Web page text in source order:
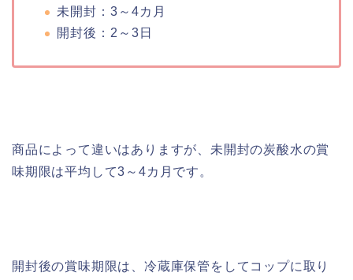
未開封：3～4カ月
開封後：2～3日
商品によって違いはありますが、未開封の炭酸水の賞
味期限は平均して3～4カ月です。
開封後の賞味期限は、冷蔵庫保管をしてコップに取り